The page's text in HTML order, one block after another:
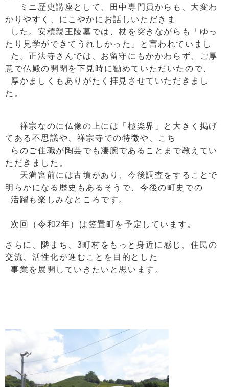
ミニ歴史講座として、田中専門員からも、大変わ
かりやすく、にこやかにお話しいただきま
した。安積親王陵墓では、杖を突きながらも「ゆっ
たり見学ができてうれしかった」と言われていまし
た。正法寺さんでは、お留守にもかかわらず、ご厚
意で仏殿の開閉を下見時に勧めていただいたので、
厚かましくもありがたく拝見させていただきまし
た。
禅宗なのに仏像の上には「極楽界」と大きく掲げ
てある不思議や、禅宗寺での特徴や、こち
らのご住職が陶芸でも凄腕であることまで教えてい
ただきました。
天満宮前には古墳があり、今後調査をすることで
明らかになる歴史もあるそうで、今後の町史での
活躍も楽しみなところです。
次回（令和2年）は笠置町を予定しています。
さらに、隣まち、3町村をもっと身近に感じ、住民の
交流、活性化が進むことを目的とした
事業を展開していきたいと思います。